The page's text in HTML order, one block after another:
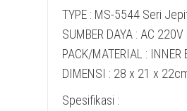
TYPE : MS-5544 Seri
SUMBER DAYA : AC 220V
PACK/MATERIAL : INNER
DIMENSI : 28 x 21 x
Spesifikasi :